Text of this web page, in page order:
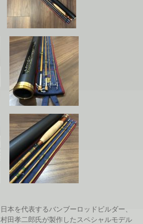
日本を代表するバンブーロッドビルダー、
村田孝二郎氏が製作したスペシャルモデル